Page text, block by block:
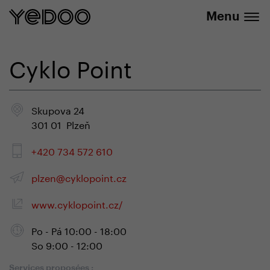
Menu
Cyklo Point
Skupova 24
301 01 Plzeň
+420 734 572 610
plzen@cyklopoint.cz
www.cyklopoint.cz/
Po - Pá 10:00 - 18:00
So 9:00 - 12:00
Services proposées :